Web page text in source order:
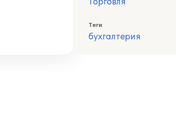
Торговля
Теги
бухгалтерия